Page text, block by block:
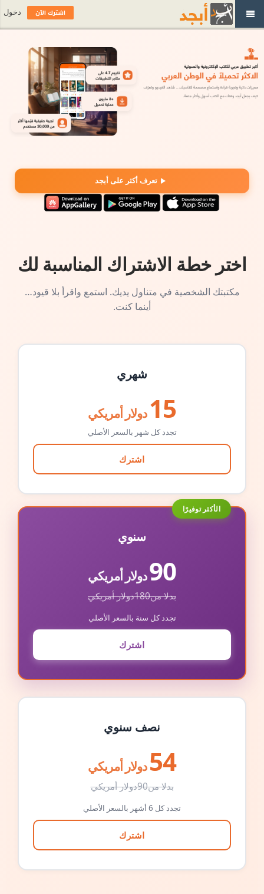
تعرف أكثر على أبجد
اختر خطة الاشتراك المناسبة لك
مكتبتك الشخصية في متناول يديك. استمع واقرأ بلا قيود…
أينما كنت.
شهري
15 دولار أمريكي
تجدد كل شهر بالسعر الأصلي
اشترك
الأكثر توفيرًا
سنوي
90دولار أمريكي
بدلا من180دولار أمريكي
تجدد كل سنة بالسعر الأصلي
اشترك
نصف سنوي
54 دولار أمريكي
بدلا من90دولار أمريكي
تجدد كل 6 أشهر بالسعر الأصلي
اشترك
اشترك الآن دخول